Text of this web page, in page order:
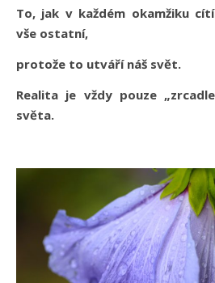
To, jak v každém okamžiku
vše ostatní,
protože to utváří náš svět.
Realita je vždy pouze
světa.